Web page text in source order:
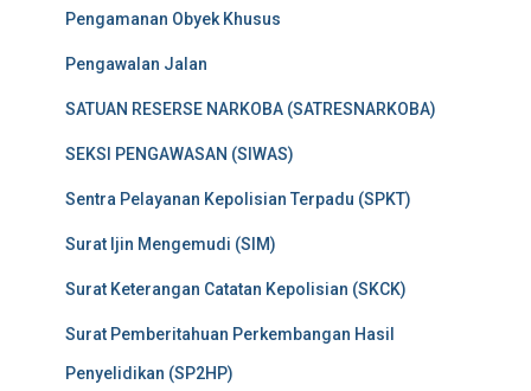
Pengamanan Obyek Khusus
Pengawalan Jalan
SATUAN RESERSE NARKOBA (SATRESNARKOBA)
SEKSI PENGAWASAN (SIWAS)
Sentra Pelayanan Kepolisian Terpadu (SPKT)
Surat Ijin Mengemudi (SIM)
Surat Keterangan Catatan Kepolisian (SKCK)
Surat Pemberitahuan Perkembangan Hasil
Penyelidikan (SP2HP)